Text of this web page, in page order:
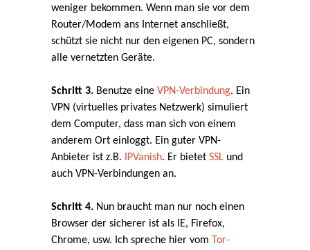
weniger bekommen. Wenn man sie vor dem
Router/Modem ans Internet anschließt,
schützt sie nicht nur den eigenen PC, sondern
alle vernetzten Geräte.
Schritt 3. Benutze eine VPN-Verbindung. Ein
VPN (virtuelles privates Netzwerk) simuliert
dem Computer, dass man sich von einem
anderem Ort einloggt. Ein guter VPN-
Anbieter ist z.B.
IPVanish. Er bietet SSL und
auch VPN-Verbindungen an.
Schritt 4. Nun braucht man nur noch einen
Browser der sicherer ist als IE, Firefox,
Chrome, usw. Ich spreche hier vom
Tor-